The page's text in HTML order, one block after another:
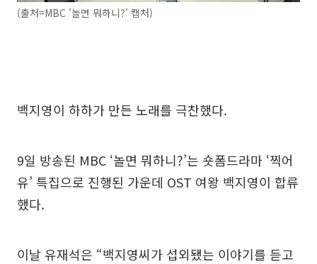
(출처=MBC '놀면 뭐하니?' 캡처)
백지영이 하하가 만든 노래를 극찬했다.
9일 방송된 MBC ‘놀면 뭐하니?’는 숏폼드라마 ‘찍어
유’ 특집으로 진행된 가운데 OST 여왕 백지영이 합류
했다.
이날 유재석은 “백지영씨가 섭외됐는 이야기를 듣고